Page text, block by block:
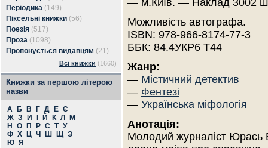
Періодика (149)
Піксельні книжки (56)
Поезія (517)
Проза (1098)
Пропонується видавцям (21)
Всі книжки (1660)
Книжки за першою літерою
назви
А Б В Г Д Е Є
Ж З И Й К Л
М
Н
О П Р С Т У
Ф Х Ц Ч Ш Щ Э
Ю Я
— м.Київ. — Наклад 3002
Можливість автографа.
ISBN: 978-966-8174-77-3
ББК: 84.4УКР6 Т44
Жанр:
— Містичний детектив
— Фентезі
— Українська міфологія
Анотація:
Молодий журналіст Юрась